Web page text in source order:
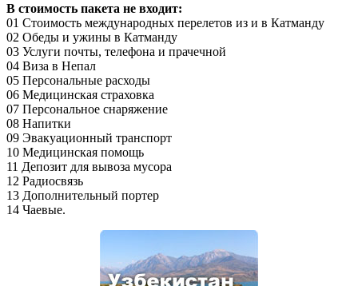
В стоимость пакета не входит:
01 Стоимость международных перелетов из и в Катманду
02 Обеды и ужины в Катманду
03 Услуги почты, телефона и прачечной
04 Виза в Непал
05 Персональные расходы
06 Медицинская страховка
07 Персональное снаряжение
08 Напитки
09 Эвакуационный транспорт
10 Медицинская помощь
11 Депозит для вывоза мусора
12 Радиосвязь
13 Дополнительный портер
14 Чаевые.